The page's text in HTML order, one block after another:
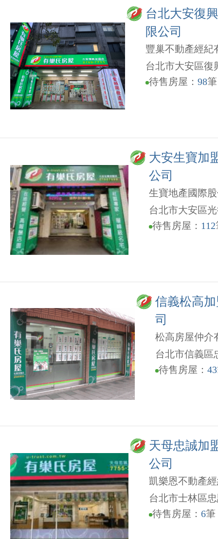
台北大安復
限公司
豐巢不動產經紀
台北市大安區復
待售房屋：98筆
大安生寶加
公司
生寶地產國際
台北市大安區
待售房屋： 112
信義松高
司
松高房屋仲介
台北市信義區
待售房屋：43
天母忠誠加
公司
凱樂恩不動產
台北市士林區
待售房屋： 6筆